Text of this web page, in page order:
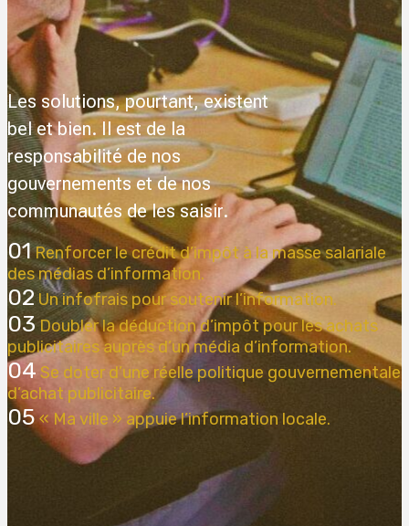
Les solutions, pourtant, existent
bel et bien. Il est de la
responsabilité de nos
gouvernements et de nos
communautés de les saisir.
01Renforcer le crédit d’impôt à la masse salariale
des médias d’information.
02 Un infofrais pour soutenir l’information.
03Doubler la déduction d’impôt pour les achats
publicitaires auprès d’un média d’information.
04 Se doter d’une réelle politique gouvernementale
d’achat publicitaire.
05« Ma ville » appuie l’information locale.